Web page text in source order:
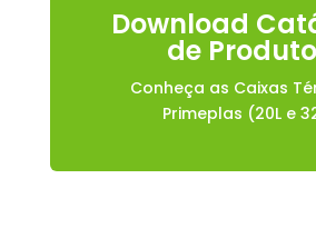
Download
de
Conheça as Caixas
Primeplas (20L e